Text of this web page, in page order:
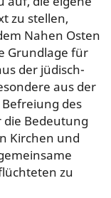
zu stellen,
Nahen Osten
Grundlage für
der jüdisch-
aus der
des
die Bedeutung
Kirchen und
zu